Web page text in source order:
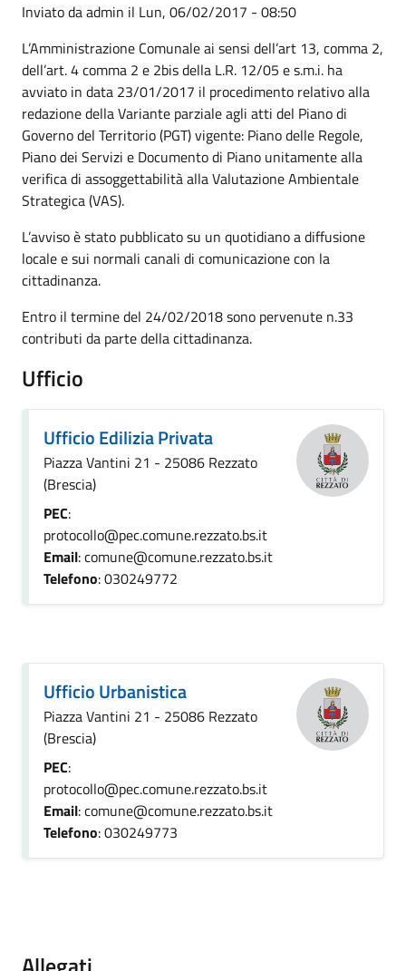
Inviato da admin il Lun, 06/02/2017 - 08:50
L’Amministrazione Comunale ai sensi dell’art 13, comma 2,
dell’art. 4 comma 2 e 2bis della L.R. 12/05 e s.m.i. ha
avviato in data 23/01/2017 il procedimento relativo alla
redazione della Variante parziale agli atti del Piano di
Governo del Territorio (PGT) vigente: Piano delle Regole,
Piano dei Servizi e Documento di Piano unitamente alla
verifica di assoggettabilità alla Valutazione Ambientale
Strategica (VAS).
L’avviso è stato pubblicato su un quotidiano a diffusione
locale e sui normali canali di comunicazione con la
cittadinanza.
Entro il termine del 24/02/2018 sono pervenute n.33
contributi da parte della cittadinanza.
Ufficio
Ufficio Edilizia Privata
Piazza Vantini 21 - 25086 Rezzato
(Brescia)
PEC:
protocollo@pec.comune.rezzato.bs.it
Email: comune@comune.rezzato.bs.it
Telefono: 030249772
Ufficio Urbanistica
Piazza Vantini 21 - 25086 Rezzato
(Brescia)
PEC:
protocollo@pec.comune.rezzato.bs.it
Email: comune@comune.rezzato.bs.it
Telefono: 030249773